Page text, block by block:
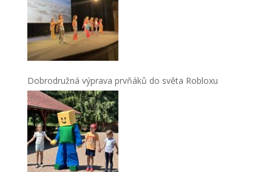
Dobrodružná výprava prvňáků do světa Robloxu